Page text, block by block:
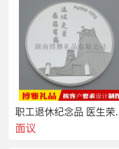
职工退休纪
面议